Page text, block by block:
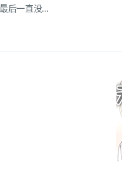
后一直没...